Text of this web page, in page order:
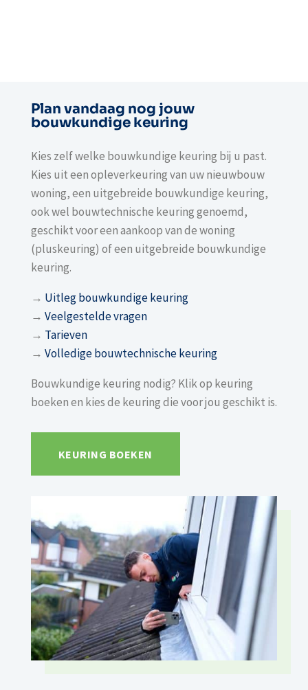
Plan vandaag nog jouw
bouwkundige keuring
Kies zelf welke bouwkundige keuring bij u past.
Kies uit een opleverkeuring van uw nieuwbouw
woning, een uitgebreide bouwkundige keuring,
ook wel bouwtechnische keuring genoemd,
geschikt voor een aankoop van de woning
(pluskeuring) of een uitgebreide bouwkundige
keuring.
→ Uitleg bouwkundige keuring
→ Veelgestelde vragen
→ Tarieven
→ Volledige bouwtechnische keuring
Bouwkundige keuring nodig? Klik op keuring
boeken en kies de keuring die voor jou geschikt is.
KEURING BOEKEN